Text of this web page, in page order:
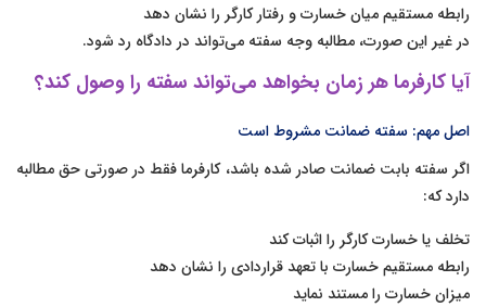
رابطه مستقیم میان خسارت و رفتار کارگر را نشان دهد
در غیر این صورت، مطالبه وجه سفته می‌تواند در دادگاه رد شود.
آیا کارفرما هر زمان بخواهد می‌تواند سفته را وصول کند؟
اصل مهم: سفته ضمانت مشروط است
اگر سفته بابت ضمانت صادر شده باشد، کارفرما فقط در صورتی حق مطالبه
دارد که:
تخلف یا خسارت کارگر را اثبات کند
رابطه مستقیم خسارت با تعهد قراردادی را نشان دهد
میزان خسارت را مستند نماید